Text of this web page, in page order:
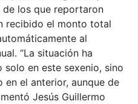
los que reportaron
recibido el monto total
al
“La situación ha
en este sexenio, sino
en el anterior, aunque de
Jesús Guillermo